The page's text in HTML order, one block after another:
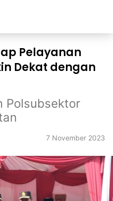
Pelayanan
Dekat dengan
Polsubsektor
7 November 2023